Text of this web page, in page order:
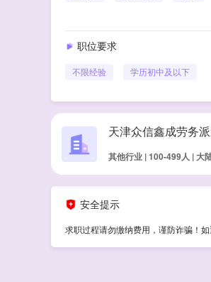
职位要求
不限经验 学历初中及以下
天津众信鑫成劳务
其他行业 | 100-499人 | 大
安全提示
求职过程请勿缴纳费用，谨防诈骗！